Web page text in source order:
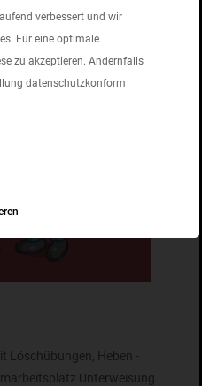
Löschübungen, Heben -
Unterweisung
verbessert und wir
Für eine optimale
zu akzeptieren. Andernfalls
datenschutzkonform